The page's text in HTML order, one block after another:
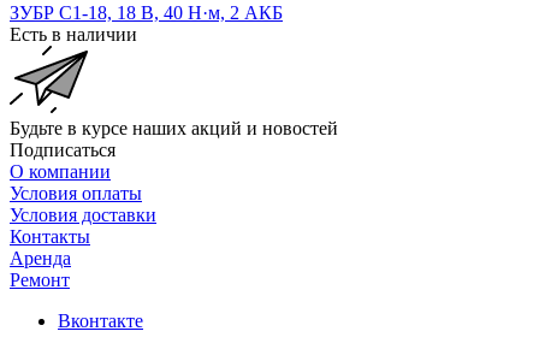
ЗУБР С1-18, 18 В, 40 Н·м, 2 АКБ
Есть в наличии
Будьте в курсе наших акций и новостей
Подписаться
О компании
Условия оплаты
Условия доставки
Контакты
Аренда
Ремонт
Вконтакте